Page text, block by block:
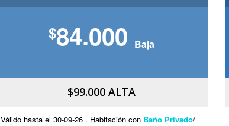
$84.000 Baja
$99.000 ALTA
Válido hasta el 30-09-26 . Habitación con Baño Privado/